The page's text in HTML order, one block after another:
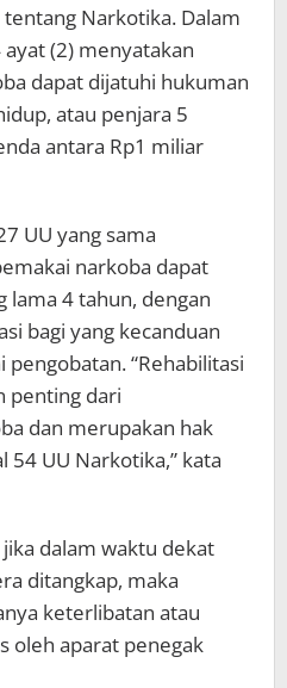
Narkotika. Dalam
(2) menyatakan
dapat dijatuhi hukuman
atau penjara 5
antara Rp1 miliar
UU yang sama
narkoba dapat
lama 4 tahun, dengan
bagi yang kecanduan
“Rehabilitasi
penting dari
dan merupakan hak
54 UU Narkotika,” kata
dalam waktu dekat
ditangkap, maka
keterlibatan atau
oleh aparat penegak